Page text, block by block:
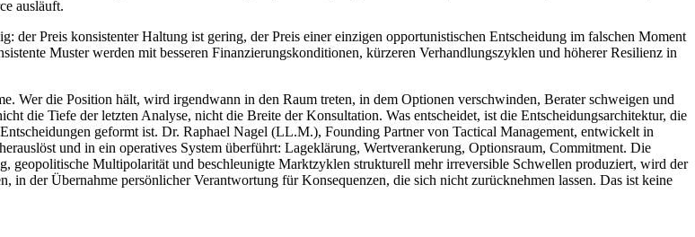
ausläuft.
der Preis konsistenter Haltung ist gering, der Preis einer einzigen opportunistischen Entscheidung im falschen Moment
Muster werden mit besseren Finanzierungskonditionen, kürzeren Verhandlungszyklen und höherer Resilienz in
Wer die Position hält, wird irgendwann in den Raum treten, in dem Optionen verschwinden, Berater schweigen und
die Tiefe der letzten Analyse, nicht die Breite der Konsultation. Was entscheidet, ist die Entscheidungsarchitektur, die
geformt ist. Dr. Raphael Nagel (LL.M.), Founding Partner von Tactical Management, entwickelt in
und in ein operatives System überführt: Lageklärung, Wertverankerung, Optionsraum, Commitment. Die
geopolitische Multipolarität und beschleunigte Marktzyklen strukturell mehr irreversible Schwellen produziert, wird der
der Übernahme persönlicher Verantwortung für Konsequenzen, die sich nicht zurücknehmen lassen. Das ist keine